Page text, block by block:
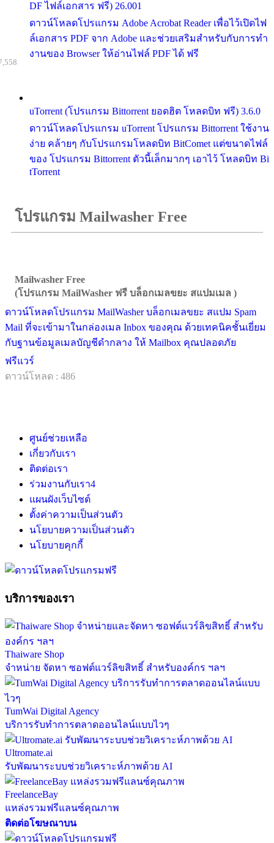
DF ไฟล์เอกสาร ฟรี) 26.001
ดาวน์โหลดโปรแกรม Adobe Acrobat Reader เพื่อไว้เปิดไฟ
ล์เอกสาร PDF จาก Adobe และช่วยเสริมสำหรับกับการทำ
งานของ Browser ให้อ่านไฟล์ PDF ได้ ฟรี
uTorrent (โปรแกรม Bittorrent ยอดฮิต โหลดบิท ฟรี) 3.6.0
ดาวน์โหลดโปรแกรม uTorrent โปรแกรม Bittorrent ใช้งาน
ง่าย คล้ายๆ กับโปรแกรมโหลดบิท BitComet แต่ขนาดไฟล์
ของ โปรแกรม Bittorrent ตัวนี้เล็กมากๆ เอาไว้ โหลดบิท Bi
tTorrent
โปรแกรม Mailwasher Free
Mailwasher Free
(โปรแกรม MailWasher ฟรี บล็อกเมลขยะ สแปมเมล )
ดาวน์โหลดโปรแกรม MailWasher บล็อกเมลขยะ สแปม Spam
Mail ที่จะเข้ามาในกล่องเมล Inbox ของคุณ ด้วยเทคนิคชั้นเยี่ยม
กับฐานข้อมูลเมลบัญชีดำกลาง ให้ Mailbox คุณปลอดภัย
ฟรีแวร์
ดาวน์โหลด : 486
ศูนย์ช่วยเหลือ
เกี่ยวกับเรา
ติดต่อเรา
ร่วมงานกับเรา4
แผนผังเว็บไซต์
ตั้งค่าความเป็นส่วนตัว
นโยบายความเป็นส่วนตัว
นโยบายคุกกี้
บริการของเรา
Thaiware Shop
จำหน่าย จัดหา ซอฟต์แวร์ลิขสิทธิ์ สำหรับองค์กร ฯลฯ
TumWai Digital Agency
บริการรับทำการตลาดออนไลน์แบบไวๆ
Ultromate.ai
รับพัฒนาระบบช่วยวิเคราะห์ภาพด้วย AI
FreelanceBay
แหล่งรวมฟรีแลนซ์คุณภาพ
ติดต่อโฆษณาบน